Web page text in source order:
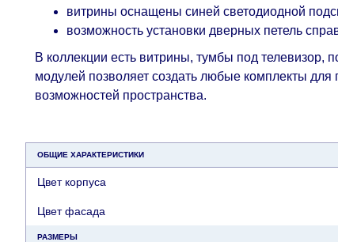
витрины оснащены синей светодиодной
возможность установки дверных петель
В коллекции есть витрины, тумбы под
модулей позволяет создать любые комплекты для
возможностей пространства.
ОБЩИЕ ХАРАКТЕРИСТИКИ
Цвет корпуса
Цвет фасада
РАЗМЕРЫ